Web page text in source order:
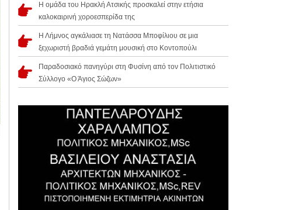
Η ομάδα του Ηρακλή Ατσικής προσκαλεί στην ετήσια
καλοκαιρινή χοροεσπερίδα της
Η Λήμνος αγκάλιασε τη Νατάσσα Μποφίλιου σε μια
ξεχωριστή βραδιά γεμάτη μουσική στο Κοντοπούλι
Παραδοσιακό πανηγύρι στη Φυσίνη από τον Πολιτιστικό
Σύλλογο «Ο Άγιος Σώζων»